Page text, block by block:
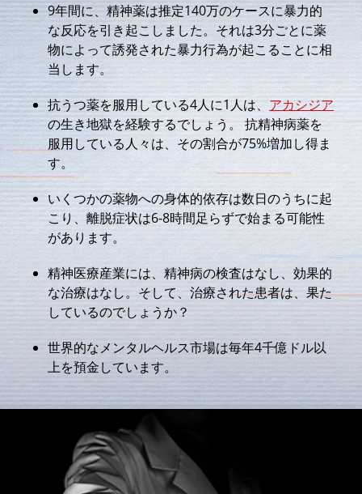
9年間に、精神薬は推定140万のケースに暴力的
な反応を引き起こしました。それは3分ごとに薬
物によって誘発された暴力行為が起こることに相
当します。
抗うつ薬を服用している4人に1人は、 アカシジア
の生き地獄を経験するでしょう。 抗精神病薬を
服用している人々は、その割合が75%増加し得ま
す。
いくつかの薬物への身体的依存は数日のうちに起
こり、離脱症状は6-8時間足らずで始まる可能性
があります。
精神医療産業には、精神病の検査はなし、効果的
な治療はなし。そして、治療された患者は、果た
しているのでしょうか？
世界的なメンタルヘルス市場は毎年4千億ドル以
上を預金しています。